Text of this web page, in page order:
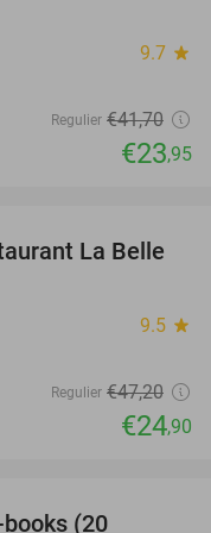
9.7 star
Regulier €41,70
€23,95
47%
La Belle
9.5 star
Regulier €47,20
€24,90
(20